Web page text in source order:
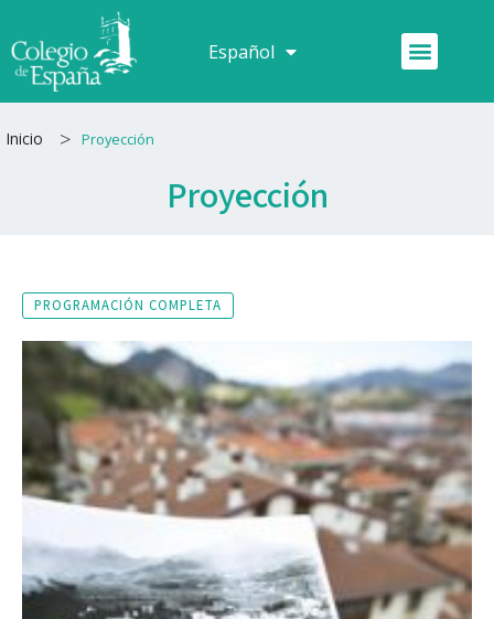
al
contenido
Español
Français Menú
Inicio > Proyección
Proyección
PROGRAMACIÓN COMPLETA